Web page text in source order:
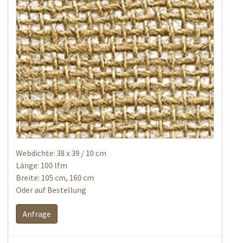
Webdichte: 38 x 39 / 10 cm
Länge: 100 lfm
Breite: 105 cm, 160 cm
Oder auf Bestellung
Anfrage